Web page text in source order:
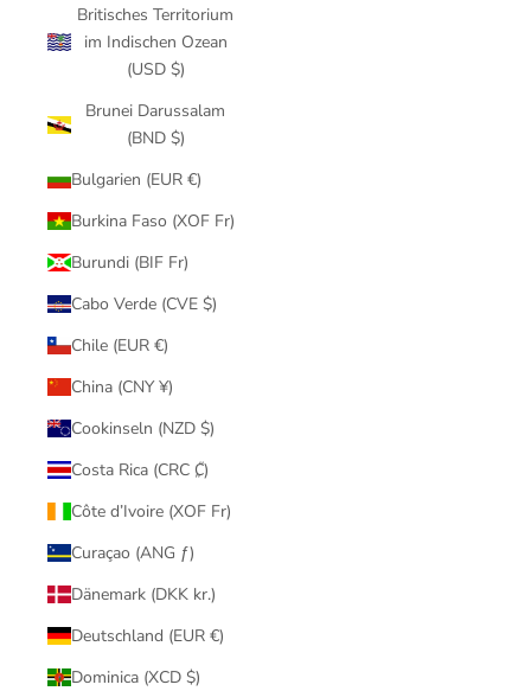
Britisches Territorium
im Indischen Ozean
(USD $)
Brunei Darussalam
(BND $)
Bulgarien (EUR €)
Burkina Faso (XOF Fr)
Burundi (BIF Fr)
Cabo Verde (CVE $)
Chile (EUR €)
China (CNY ¥)
Cookinseln (NZD $)
Costa Rica (CRC ₡)
Côte d’Ivoire (XOF Fr)
Curaçao (ANG ƒ)
Dänemark (DKK kr.)
Deutschland (EUR €)
Dominica (XCD $)